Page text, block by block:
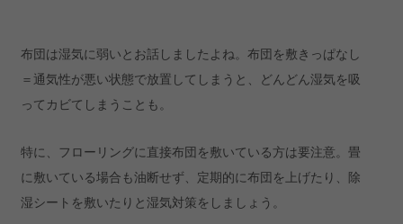
布団は湿気に弱いとお話しましたよね。布団を敷きっぱなし
＝通気性が悪い状態で放置してしまうと、どんどん湿気を吸
ってカビてしまうことも。
特に、フローリングに直接布団を敷いている方は要注意。畳
に敷いている場合も油断せず、定期的に布団を上げたり、除
湿シートを敷いたりと湿気対策をしましょう。